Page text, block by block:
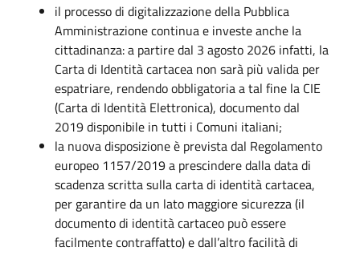
il processo di digitalizzazione della Pubblica
Amministrazione continua e investe anche la
cittadinanza: a partire dal 3 agosto 2026 infatti, la
Carta di Identità cartacea non sarà più valida per
espatriare, rendendo obbligatoria a tal fine la CIE
(Carta di Identità Elettronica), documento dal
2019 disponibile in tutti i Comuni italiani;
la nuova disposizione è prevista dal Regolamento
europeo 1157/2019 a prescindere dalla data di
scadenza scritta sulla carta di identità cartacea,
per garantire da un lato maggiore sicurezza (il
documento di identità cartaceo può essere
facilmente contraffatto) e dall’altro facilità di